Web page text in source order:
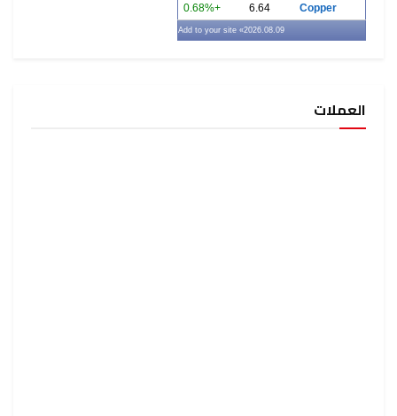
Copper
6.64
+0.68%
2026.08.09
» Add to your site
العملات